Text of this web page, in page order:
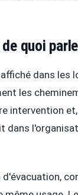
quoi
dans les
les
intervention